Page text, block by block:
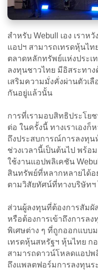
สำหรับ Webull เอง เราห
แอปฯ สามารถเทรดหุ้นไท
ตลาดหลักทรัพย์แห่งประเ
ลงทุนชาวไทย มีอิสระทาง
เสริมความมั่งคั่งผ่านตัวเ
กันอยู่แล้วนั้น
การที่เรามอบสิทธิประโย
ต่อ ในครั้งนี้ ทางเราเองก็
ถึงประสบการณ์การลงทุ
ช่วงเวลานี้เป็นต้นไป พร้อ
ใช้งานแอปพลิเคชัน
สินทรัพย์ที่หลากหลายได้
ตามวิสัยทัศน์ที่ทางบริษัทฯ
ส่วนผู้ลงทุนที่ต้องการสัมผั
หรือต้องการเข้าถึงการล
พิเศษต่าง ๆ ที่ถูกออกแบบ
เทรดหุ้นสหรัฐฯ หุ้นไทย
สามารถดาวน์โหลดแอปพ
ถึงแพลตฟอร์มการลงทุนร